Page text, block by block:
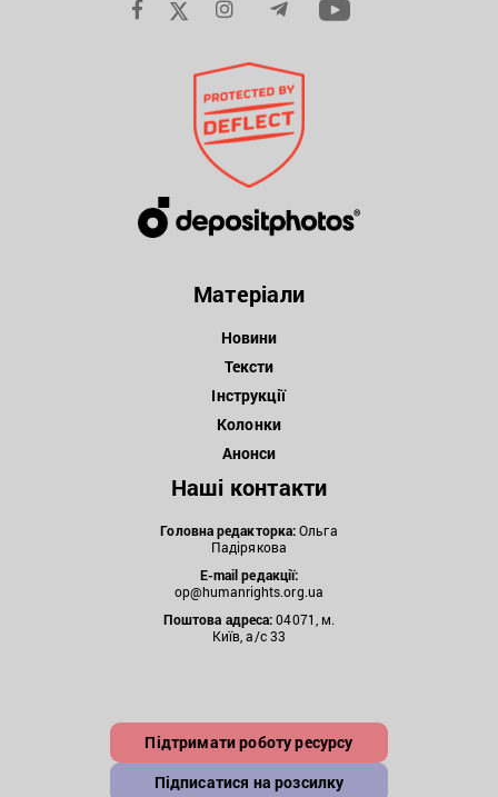
Матеріали
Новини
Тексти
Інструкції
Колонки
Анонси
Наші контакти
Головна редакторка:Ольга
Падірякова
E-mail редакції:
op@humanrights.org.ua
Поштова адреса:04071, м.
Київ, а/с 33
Підтримати роботу ресурсу
Підписатися на розсилку